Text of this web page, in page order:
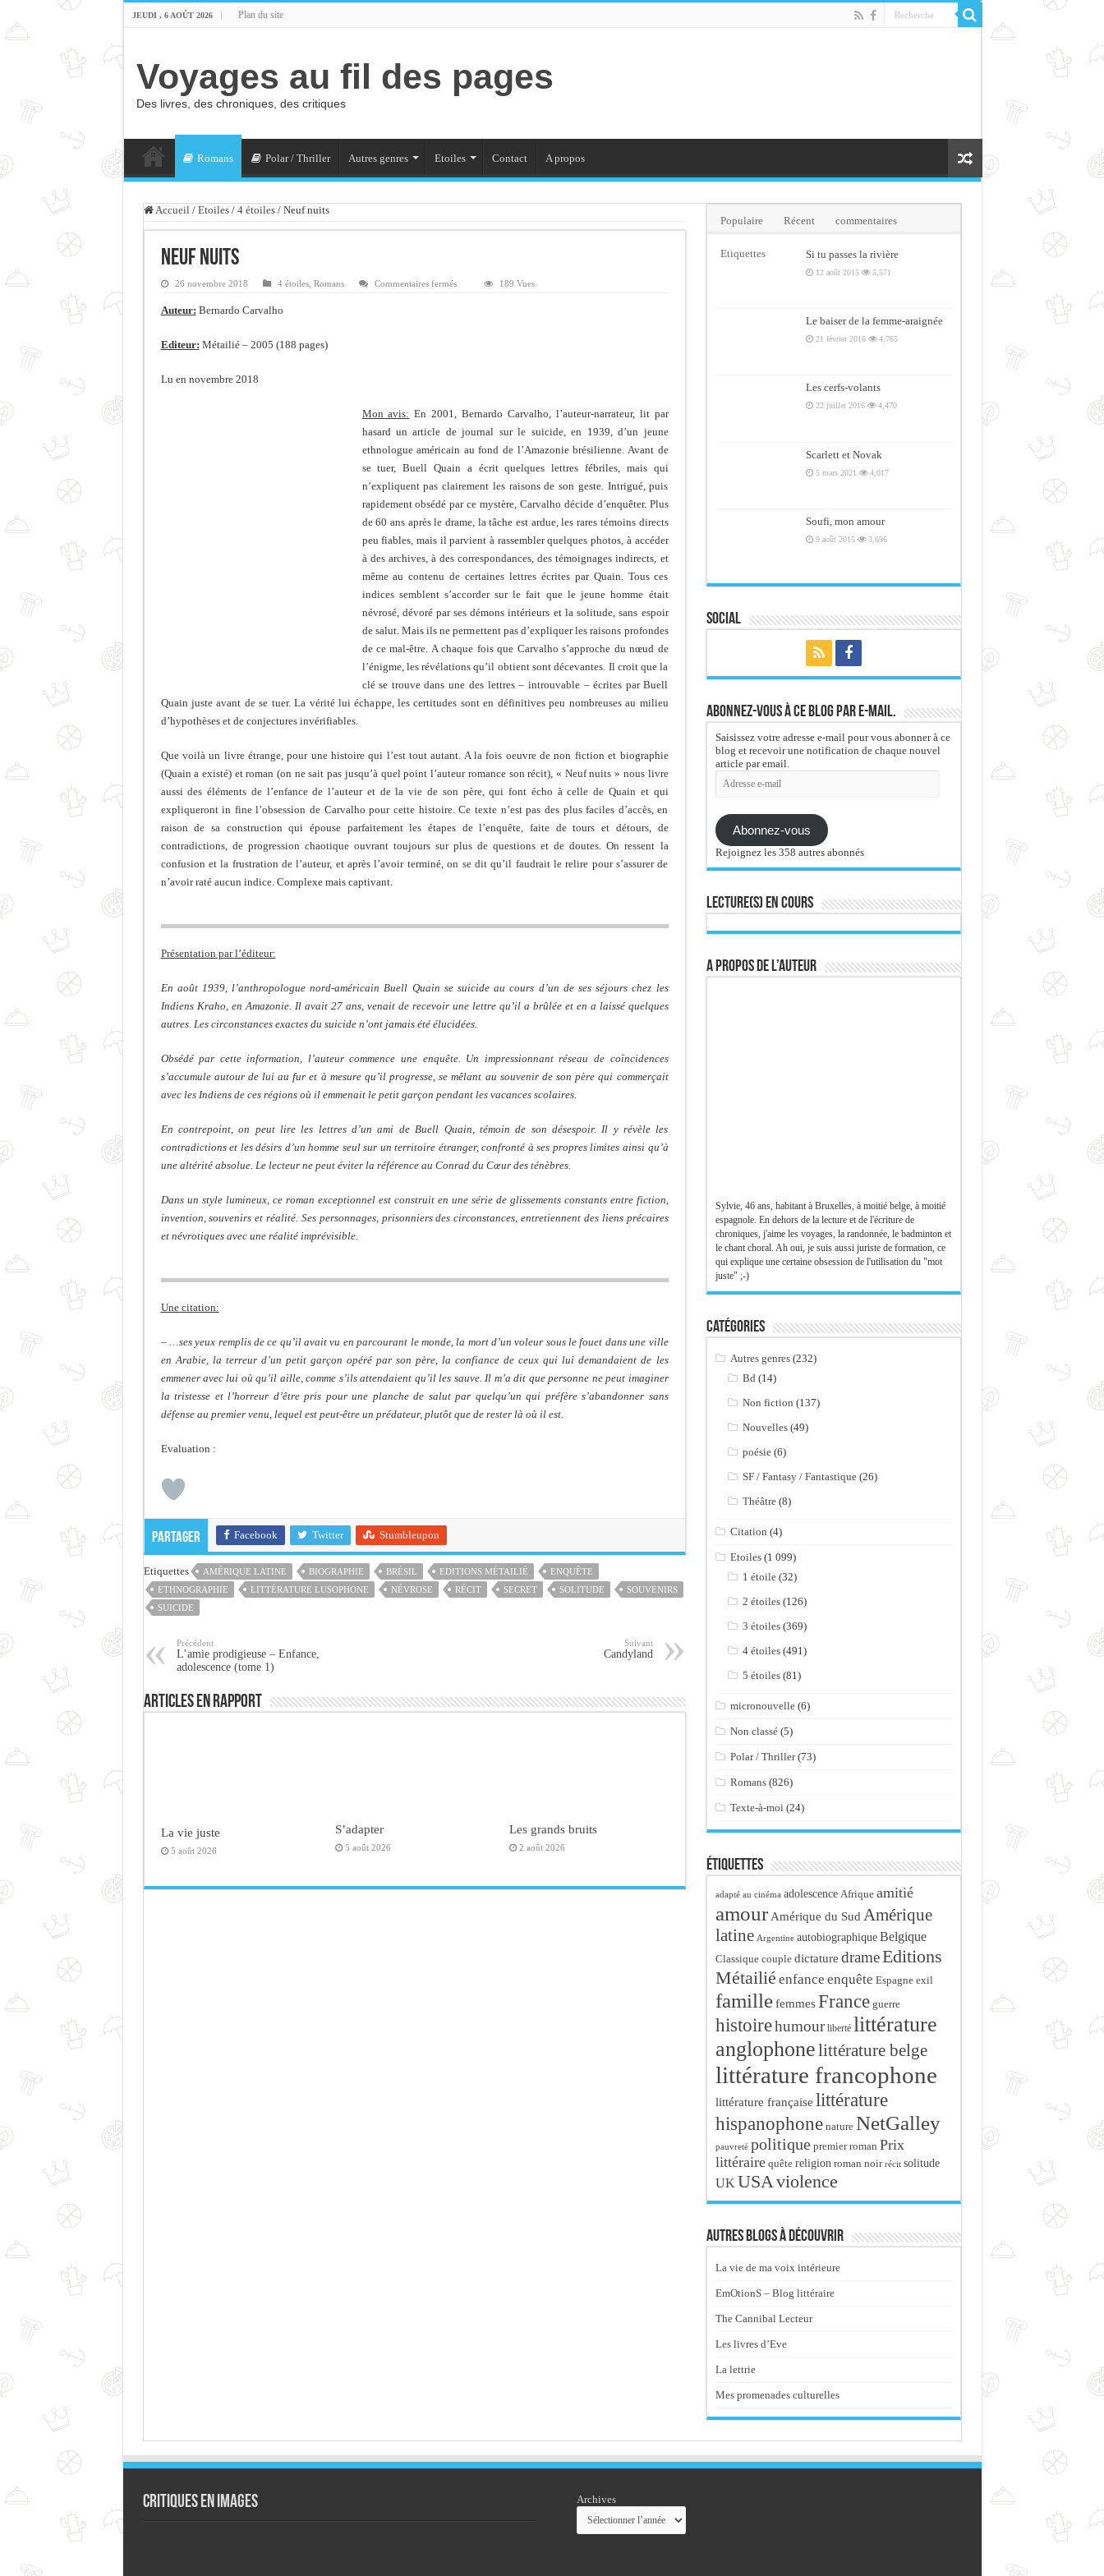
JEUDI , 6 AOÛT 2026 Plan du site
Voyages au fil des pages
Des livres, des chroniques, des critiques
Romans Polar / Thriller Autres genres Etoiles Contact A propos
Accueil / Etoiles / 4 étoiles / Neuf nuits
Neuf nuits
26 novembre 2018 4 étoiles, Romans Commentaires ferméssur
189 Vues
Auteur: Bernardo Carvalho
Editeur: Métailié – 2005 (188 pages)
Lu en novembre 2018
Mon avis: En 2001, Bernardo Carvalho, l’auteur-narrateur, lit par
hasard un article de journal sur le suicide, en 1939, d’un jeune
ethnologue américain au fond de l’Amazonie brésilienne. Avant de
se tuer, Buell Quain a écrit quelques lettres fébriles, mais qui
n’expliquent pas clairement les raisons de son geste. Intrigué, puis
rapidement obsédé par ce mystère, Carvalho décide d’enquêter. Plus
de 60 ans après le drame, la tâche est ardue, les rares témoins directs
peu fiables, mais il parvient à rassembler quelques photos, à accéder
à des archives, à des correspondances, des témoignages indirects, et
même au contenu de certaines lettres écrites par Quain. Tous ces
indices semblent s’accorder sur le fait que le jeune homme était
névrosé, dévoré par ses démons intérieurs et la solitude, sans espoir
de salut. Mais ils ne permettent pas d’expliquer les raisons profondes
de ce mal-être. A chaque fois que Carvalho s’approche du nœud de
l’énigme, les révélations qu’il obtient sont décevantes. Il croit que la
clé se trouve dans une des lettres – introuvable – écrites par Buell
Quain juste avant de se tuer. La vérité lui échappe, les certitudes sont en définitives peu nombreuses au milieu
d’hypothèses et de conjectures invérifiables.
Que voilà un livre étrange, pour une histoire qui l’est tout autant. A la fois oeuvre de non fiction et biographie
(Quain a existé) et roman (on ne sait pas jusqu’à quel point l’auteur romance son récit), « Neuf nuits » nous livre
aussi des éléments de l’enfance de l’auteur et de la vie de son père, qui font écho à celle de Quain et qui
expliqueront in fine l’obsession de Carvalho pour cette histoire. Ce texte n’est pas des plus faciles d’accès, en
raison de sa construction qui épouse parfaitement les étapes de l’enquête, faite de tours et détours, de
contradictions, de progression chaotique ouvrant toujours sur plus de questions et de doutes. On ressent la
confusion et la frustration de l’auteur, et après l’avoir terminé, on se dit qu’il faudrait le relire pour s’assurer de
n’avoir raté aucun indice. Complexe mais captivant.
Présentation par l’éditeur:
En août 1939, l’anthropologue nord-américain Buell Quain se suicide au cours d’un de ses séjours chez les
Indiens Kraho, en Amazonie. Il avait 27 ans, venait de recevoir une lettre qu’il a brûlée et en a laissé quelques
autres. Les circonstances exactes du suicide n’ont jamais été élucidées.
Obsédé par cette information, l’auteur commence une enquête. Un impressionnant réseau de coïncidences
s’accumule autour de lui au fur et à mesure qu’il progresse, se mêlant au souvenir de son père qui commerçait
avec les Indiens de ces régions où il emmenait le petit garçon pendant les vacances scolaires.
En contrepoint, on peut lire les lettres d’un ami de Buell Quain, témoin de son désespoir. Il y révèle les
contradictions et les désirs d’un homme seul sur un territoire étranger, confronté à ses propres limites ainsi qu’à
une altérité absolue. Le lecteur ne peut éviter la référence au Conrad du Cœur des ténèbres.
Dans un style lumineux, ce roman exceptionnel est construit en une série de glissements constants entre fiction,
invention, souvenirs et réalité. Ses personnages, prisonniers des circonstances, entretiennent des liens précaires
et névrotiques avec une réalité imprévisible.
Une citation:
– …ses yeux remplis de ce qu’il avait vu en parcourant le monde, la mort d’un voleur sous le fouet dans une ville
en Arabie, la terreur d’un petit garçon opéré par son père, la confiance de ceux qui lui demandaient de les
emmener avec lui où qu’il aille, comme s’ils attendaient qu’il les sauve. Il m’a dit que personne ne peut imaginer
la tristesse et l’horreur d’être pris pour une planche de salut par quelqu’un qui préfère s’abandonner sans
défense au premier venu, lequel est peut-être un prédateur, plutôt que de rester là où il est.
Evaluation :
Partager Facebook Twitter Stumbleupon
Etiquettes AMÉRIQUE LATINE BIOGRAPHIE BRÉSIL EDITIONS MÉTAILIÉ
ENQUÊTE
ETHNOGRAPHIE
LITTÉRATURE LUSOPHONE NÉVROSE RÉCIT SECRET SOLITUDE
SOUVENIRS
SUICIDE
Précédent
L’amie prodigieuse – Enfance,
adolescence (tome 1)
Suivant
Candyland
Articles en rapport
La vie juste
5 août 2026
S’adapter
5 août 2026
Les grands bruits
2 août 2026
Populaire Récent commentaires
Etiquettes Si tu passes la rivière
12 août 2015 5,571
Le baiser de la femme-araignée
21 février 2016 4,765
Les cerfs-volants
22 juillet 2016 4,470
Scarlett et Novak
5 mars 2021 4,017
Soufi, mon amour
9 août 2015 3,696
Social
Abonnez-vous à ce blog par e-mail.
Saisissez votre adresse e-mail pour vous abonner à ce
blog et recevoir une notification de chaque nouvel
article par email.
Adresse
Abonnez-vous
Rejoignez les 358 autres abonnés
Lecture(s) en cours
A propos de l’auteur
Sylvie, 46 ans, habitant à Bruxelles, à moitié belge, à moitié
espagnole. En dehors de la lecture et de l'écriture de
chroniques, j'aime les voyages, la randonnée, le badminton et
le chant choral. Ah oui, je suis aussi juriste de formation, ce
qui explique une certaine obsession de l'utilisation du "mot
juste" ;-)
Catégories
Autres genres (232)
Bd (14)
Non fiction (137)
Nouvelles (49)
poésie (6)
SF / Fantasy / Fantastique (26)
Théâtre (8)
Citation (4)
Etoiles (1 099)
1 étoile (32)
2 étoiles (126)
3 étoiles (369)
4 étoiles (491)
5 étoiles (81)
micronouvelle (6)
Non classé (5)
Polar / Thriller(73)
Romans (826)
Texte-à-moi (24)
Étiquettes
adapté au cinéma adolescence Afrique amitié
amour Amérique du Sud Amérique
latine Argentine autobiographique Belgique
Classique couple dictature drameEditions
Métailié enfance enquête Espagne exil
famille femmes France guerre
histoirehumour liberté littérature
anglophonelittérature belge
littérature francophone
littérature française littérature
hispanophone nature NetGalley
pauvreté politique premier roman Prix
littéraire quête religion roman noir récit solitude
UK USA violence
Autres blogs à découvrir
La vie de ma voix intérieure
EmOtionS – Blog littéraire
The Cannibal Lecteur
Les livres d’Eve
La lettrie
Mes promenades culturelles
Critiques en images Archives